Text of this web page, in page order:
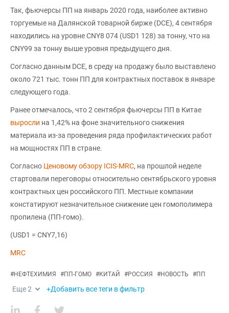
Так, фьючерсы ПП на январь 2020 года, наиболее активно
торгуемые на Далянской товарной бирже (DCE), 4 сентября
находились на уровне CNY8 074 (USD1 128) за тонну, что на
CNY99 за тонну выше уровня предыдущего дня.
Согласно данным DCE, в среду на продажу было выставлено
около 721 тыс. тонн ПП для контрактных поставок в январе
следующего года.
Ранее отмечалось, что 2 сентября фьючерсы ПП в Китае
выросли на 1,42% на фоне значительного снижения
материала из-за проведения ряда профилактических работ
на мощностях ПП в стране.
Согласно Ценовому обзору ICIS-MRC, на прошлой неделе
стартовали переговоры относительно сентябрьского уровня
контрактных цен российского ПП. Местные компании
констатируют незначительное снижение цен гомополимера
пропилена (ПП-гомо).
(USD1 = CNY7,16)
MRC
#НЕФТЕХИМИЯ #ПП-ГОМО #КИТАЙ #РОССИЯ #НОВОСТЬ #ПП
Еще2 +Добавить все теги в фильтр